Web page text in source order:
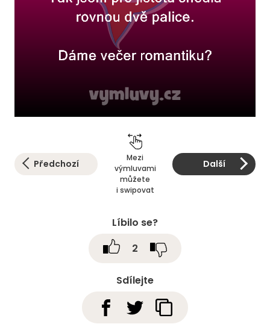
Předchozí
Mezi
výmluvami
můžete
i swipovat
Další
Sdílejte
Líbilo se?
2